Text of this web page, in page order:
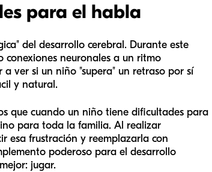
para el habla
del desarrollo cerebral. Durante este
conexiones neuronales a un ritmo
ver si un niño "supera" un retraso por sí
y natural.
que cuando un niño tiene dificultades para
para toda la familia. Al realizar
esa frustración y reemplazarla con
poderoso para el desarrollo
jugar.